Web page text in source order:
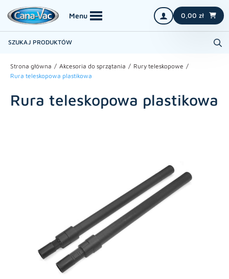
0,00 zł
Strona główna Akcesoria do sprzątania
Rury teleskopowe
Rura teleskopowa plastikowa
Rura teleskopowa plastikowa